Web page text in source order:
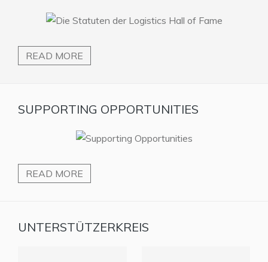
READ MORE
SUPPORTING OPPORTUNITIES
READ MORE
UNTERSTÜTZERKREIS